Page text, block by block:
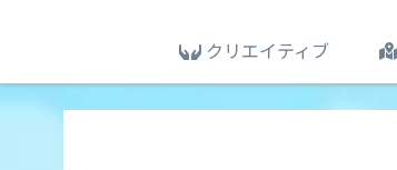
クリエイティブ